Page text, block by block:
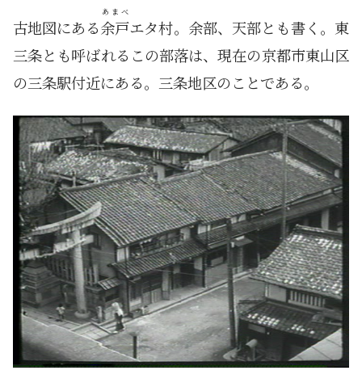
古地図にある余戸
あまべ
エタ村。余部、天部とも書く。東
三条とも呼ばれるこの部落は、現在の京都市東山区
の三条駅付近にある。三条地区のことである。